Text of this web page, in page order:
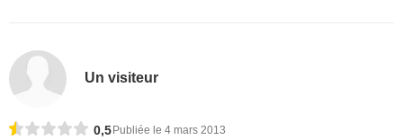
Un visiteur
0,5 Publiée le 4 mars 2013